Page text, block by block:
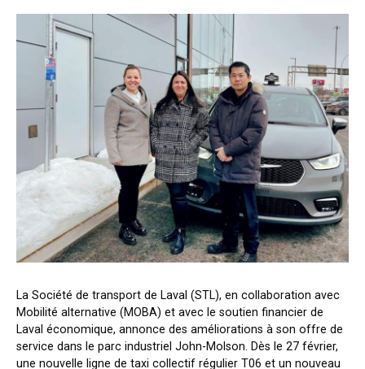
La Société de transport de Laval (STL), en collaboration avec
Mobilité alternative (MOBA) et avec le soutien financier de
Laval économique, annonce des améliorations à son offre de
service dans le parc industriel John-Molson. Dès le 27 février,
une nouvelle ligne de taxi collectif régulier T06 et un nouveau